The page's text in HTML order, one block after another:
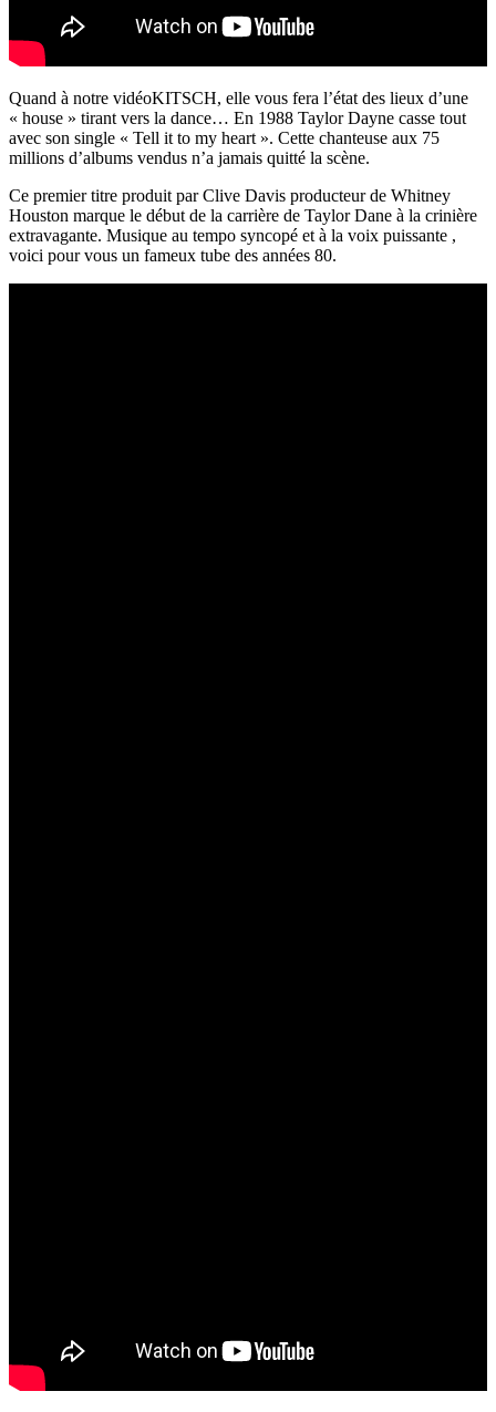
Quand à notre vidéoKITSCH, elle vous fera l’état des lieux d’une
« house » tirant vers la dance… En 1988 Taylor Dayne casse tout
avec son single « Tell it to my heart ». Cette chanteuse aux 75
millions d’albums vendus n’a jamais quitté la scène.
Ce premier titre produit par Clive Davis producteur de Whitney
Houston marque le début de la carrière de Taylor Dane à la crinière
extravagante. Musique au tempo syncopé et à la voix puissante ,
voici pour vous un fameux tube des années 80.